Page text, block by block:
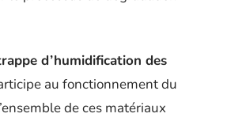
d’humidification des
au fonctionnement du
de ces matériaux